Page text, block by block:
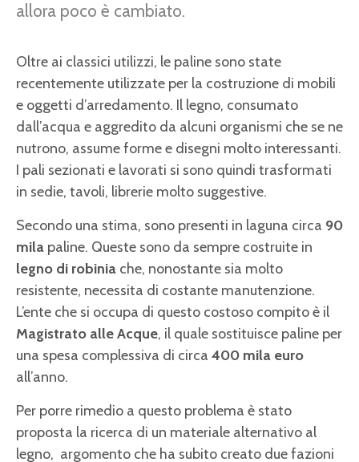
allora poco è cambiato.
Oltre ai classici utilizzi, le paline sono state
recentemente utilizzate per la costruzione di mobili
e oggetti d’arredamento. Il legno, consumato
dall’acqua e aggredito da alcuni organismi che se ne
nutrono, assume forme e disegni molto interessanti.
I pali sezionati e lavorati si sono quindi trasformati
in sedie, tavoli, librerie molto suggestive.
Secondo una stima, sono presenti in laguna circa 90
mila paline. Queste sono da sempre costruite in
legno di robinia che, nonostante sia molto
resistente, necessita di costante manutenzione.
L’ente che si occupa di questo costoso compito è il
Magistrato alle Acque, il quale sostituisce paline per
una spesa complessiva di circa 400 mila euro
all’anno.
Per porre rimedio a questo problema è stato
proposta la ricerca di un materiale alternativo al
legno, argomento che ha subito creato due fazioni